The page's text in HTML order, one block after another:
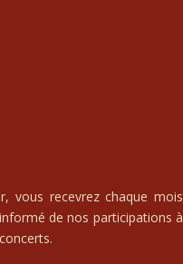
vous recevrez chaque mois
de nos participations à